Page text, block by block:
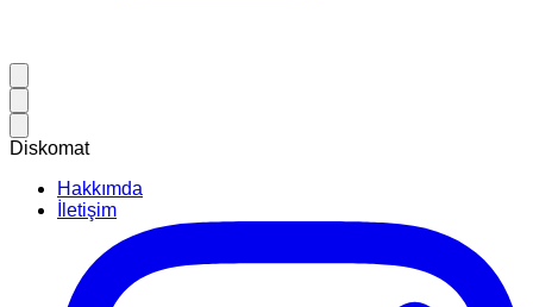
Diskomat
Hakkımda
İletişim